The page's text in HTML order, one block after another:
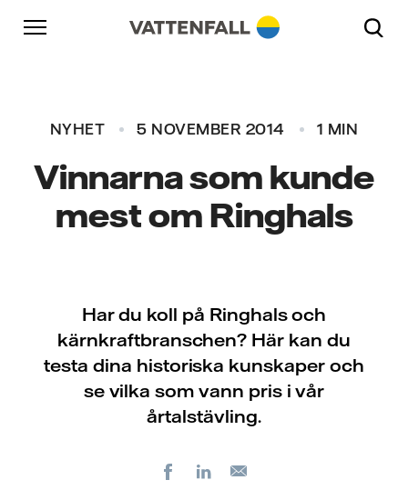
Skip to content
Gå till huvudnavigeringen
Gå till sidfoten
NYHET 5 NOVEMBER 2014 1 MIN
Vinnarna som kunde
mest om Ringhals
Har du koll på Ringhals och
kärnkraftbranschen? Här kan du
testa dina historiska kunskaper och
se vilka som vann pris i vår
årtalstävling.
FacebookLinkedIn
Gå till huvudnavigeringen